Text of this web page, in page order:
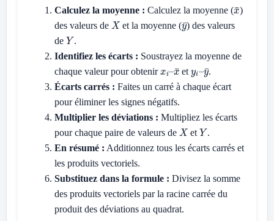
Calculez la moyenne : Calculez la moyenne ( ¯)
des valeurs de X et la moyenne ( y¯) des valeurs
de Y.
Identifiez les écarts : Soustrayez la moyenne de
chaque valeur pour obtenir
et
.
Écarts carrés : Faites un carré à chaque écart
pour éliminer les signes négatifs.
Multiplier les déviations : Multipliez les écarts
pour chaque paire de valeurs de X etY.
En résumé : Additionnez tous les écarts carrés et
les produits vectoriels.
Substituez dans la formule : Divisez la somme
des produits vectoriels par la racine carrée du
produit des déviations au quadrat.